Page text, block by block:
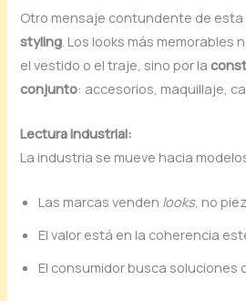
Otro mensaje contundente de esta
styling . Los looks más memorables
el vestido o el traje, sino por la
conjunto: accesorios, maquillaje,
Lectura industrial:
La industria se mueve hacia
Las marcas venden looks, no
El valor está en la coherencia
El consumidor busca soluciones